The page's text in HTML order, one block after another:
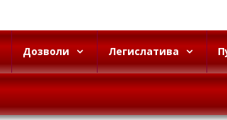
Дозволи Легислатива